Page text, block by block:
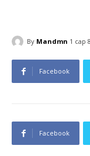
By Mandmn 1 сар
Facebook
Facebook